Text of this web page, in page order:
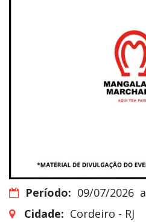
Período: 09/07/2026
Cidade: Cordeiro - RJ